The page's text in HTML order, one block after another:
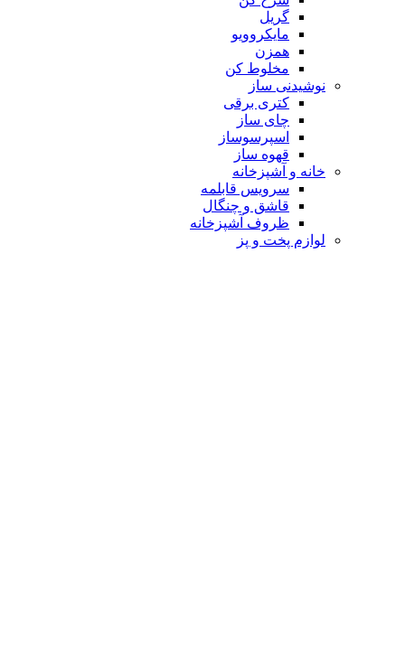
گریل
مایکروویو
همزن
مخلوط کن
نوشیدنی ساز
کتری برقی
چای ساز
اسپرسوساز
قهوه ساز
خانه و آشپزخانه
سرویس قابلمه
قاشق و چنگال
ظروف آشپزخانه
لوازم پخت و پز